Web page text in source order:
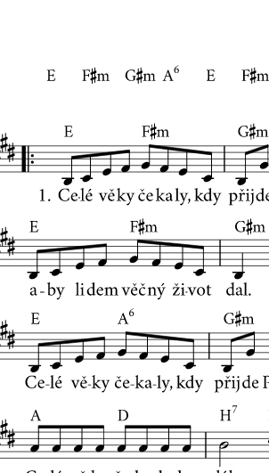
sv. Jan Bosco sv. František z Assisi
Chvalozpěvy 1
francouzština španělština
Baroko (1600–1760)
evangelijní moteto